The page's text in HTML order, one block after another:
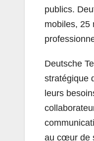
publics.
mobiles, 25
Deutsche
stratégique
leurs
au cœur de